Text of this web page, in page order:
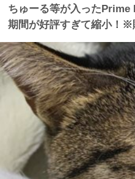
ちゅーる等が入ったPrime
期間が好評すぎて縮小！※